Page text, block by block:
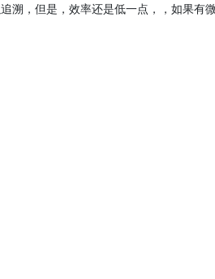
溯，但是，效率还是低一点，，如果有